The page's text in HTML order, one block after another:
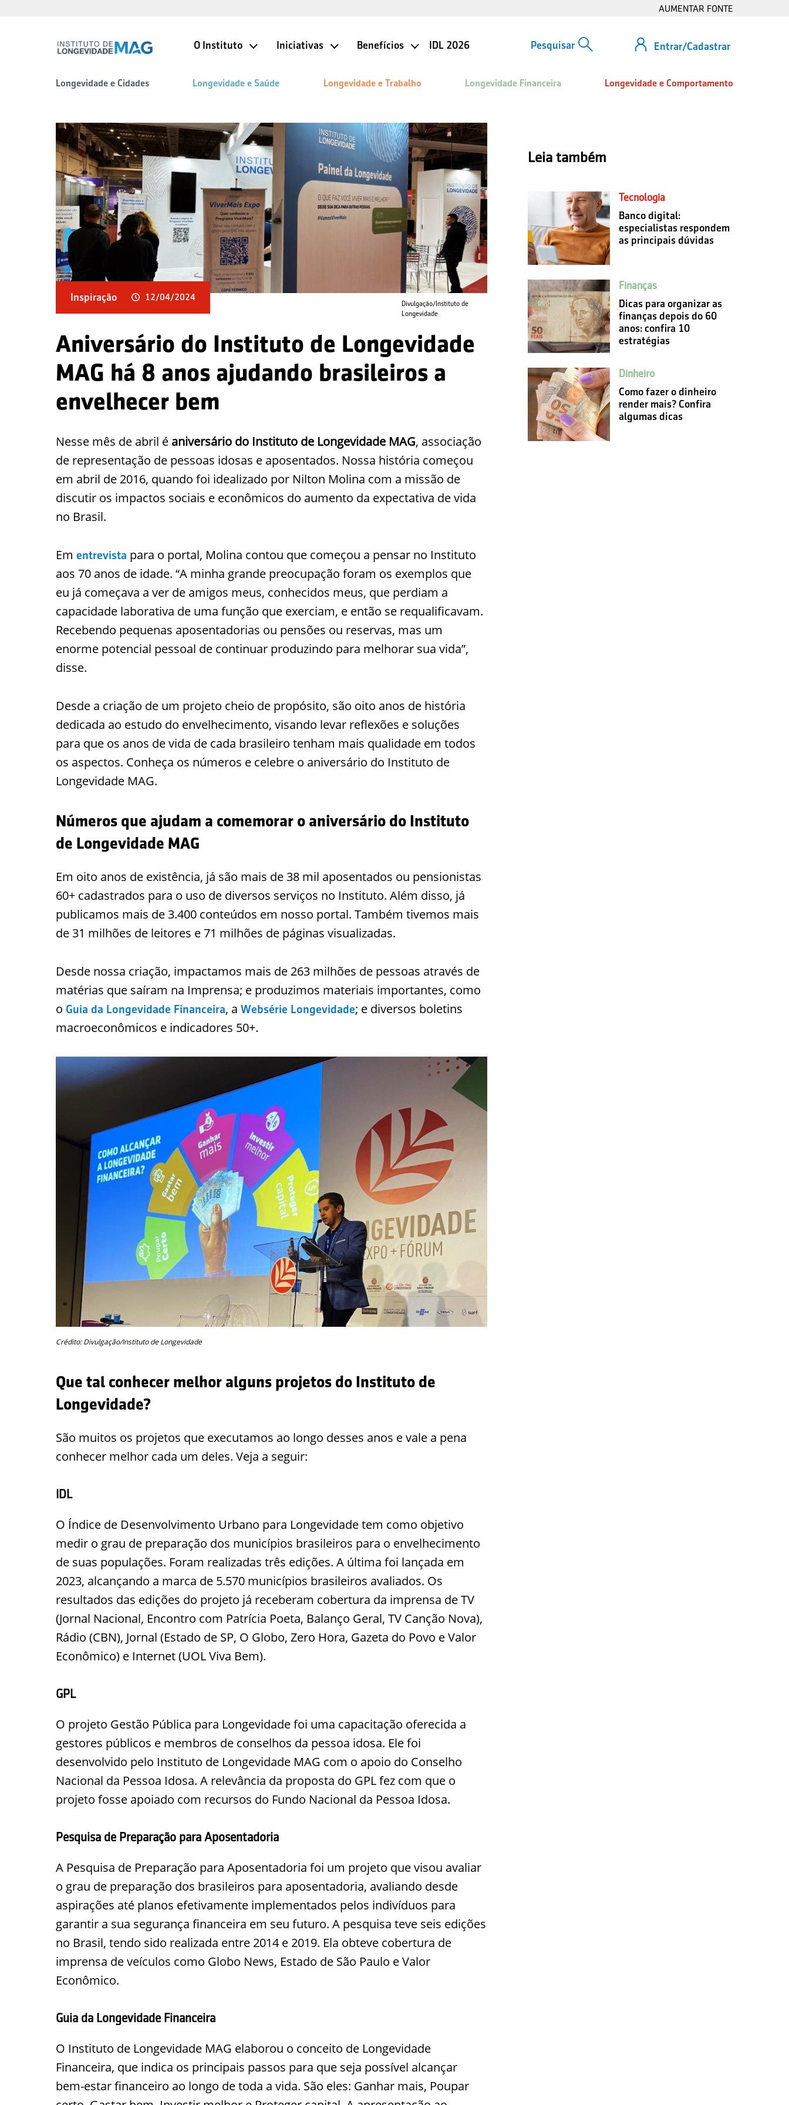
AUMENTAR FONTE
Entrar/Cadastrar
O Instituto Iniciativas Benefícios IDL 2026
Longevidade e Cidades Longevidade e Saúde Longevidade e Trabalho Longevidade Financeira Longevidade e Comportamento
Divulgação/Instituto de
Longevidade
Inspiração 12/04/2024
Aniversário do Instituto de Longevidade
MAG há 8 anos ajudando brasileiros a
envelhecer bem
Nesse mês de abril é aniversário do Instituto de Longevidade MAG, associação
de representação de pessoas idosas e aposentados. Nossa história começou
em abril de 2016, quando foi idealizado por Nilton Molina com a missão de
discutir os impactos sociais e econômicos do aumento da expectativa de vida
no Brasil.
Em entrevista para o portal, Molina contou que começou a pensar no Instituto
aos 70 anos de idade. “A minha grande preocupação foram os exemplos que
eu já começava a ver de amigos meus, conhecidos meus, que perdiam a
capacidade laborativa de uma função que exerciam, e então se requalificavam.
Recebendo pequenas aposentadorias ou pensões ou reservas, mas um
enorme potencial pessoal de continuar produzindo para melhorar sua vida”,
disse.
Desde a criação de um projeto cheio de propósito, são oito anos de história
dedicada ao estudo do envelhecimento, visando levar reflexões e soluções
para que os anos de vida de cada brasileiro tenham mais qualidade em todos
os aspectos. Conheça os números e celebre o aniversário do Instituto de
Longevidade MAG.
Números que ajudam a comemorar o aniversário do Instituto
de Longevidade MAG
Em oito anos de existência, já são mais de 38 mil aposentados ou pensionistas
60+ cadastrados para o uso de diversos serviços no Instituto. Além disso, já
publicamos mais de 3.400 conteúdos em nosso portal. Também tivemos mais
de 31 milhões de leitores e 71 milhões de páginas visualizadas.
Desde nossa criação, impactamos mais de 263 milhões de pessoas através de
matérias que saíram na Imprensa; e produzimos materiais importantes, como
o Guia da Longevidade Financeira, a Websérie Longevidade; e diversos boletins
macroeconômicos e indicadores 50+.
Crédito: Divulgação/Instituto de Longevidade
Que tal conhecer melhor alguns projetos do Instituto de
Longevidade?
São muitos os projetos que executamos ao longo desses anos e vale a pena
conhecer melhor cada um deles. Veja a seguir:
IDL
O Índice de Desenvolvimento Urbano para Longevidade tem como objetivo
medir o grau de preparação dos municípios brasileiros para o envelhecimento
de suas populações. Foram realizadas três edições. A última foi lançada em
2023, alcançando a marca de 5.570 municípios brasileiros avaliados. Os
resultados das edições do projeto já receberam cobertura da imprensa de TV
(Jornal Nacional, Encontro com Patrícia Poeta, Balanço Geral, TV Canção Nova),
Rádio (CBN), Jornal (Estado de SP, O Globo, Zero Hora, Gazeta do Povo e Valor
Econômico) e Internet (UOL Viva Bem).
GPL
O projeto Gestão Pública para Longevidade foi uma capacitação oferecida a
gestores públicos e membros de conselhos da pessoa idosa. Ele foi
desenvolvido pelo Instituto de Longevidade MAG com o apoio do Conselho
Nacional da Pessoa Idosa. A relevância da proposta do GPL fez com que o
projeto fosse apoiado com recursos do Fundo Nacional da Pessoa Idosa.
Pesquisa de Preparação para Aposentadoria
A Pesquisa de Preparação para Aposentadoria foi um projeto que visou avaliar
o grau de preparação dos brasileiros para aposentadoria, avaliando desde
aspirações até planos efetivamente implementados pelos indivíduos para
garantir a sua segurança financeira em seu futuro. A pesquisa teve seis edições
no Brasil, tendo sido realizada entre 2014 e 2019. Ela obteve cobertura de
imprensa de veículos como Globo News, Estado de São Paulo e Valor
Econômico.
Guia da Longevidade Financeira
O Instituto de Longevidade MAG elaborou o conceito de Longevidade
Financeira, que indica os principais passos para que seja possível alcançar
bem-estar financeiro ao longo de toda a vida. São eles: Ganhar mais, Poupar
Leia também
Tecnologia
Banco digital:
especialistas respondem
as principais dúvidas
Finanças
Dicas para organizar as
finanças depois do 60
anos: confira 10
estratégias
Dinheiro
Como fazer o dinheiro
render mais? Confira
algumas dicas